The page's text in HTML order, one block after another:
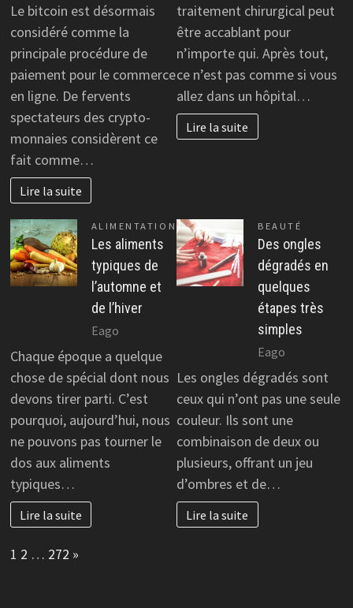
Le bitcoin est désormais
considéré comme la
principale procédure de
paiement pour le commerce
en ligne. De fervents
spectateurs des crypto-
monnaies considèrent ce
fait comme…
Lire la suite
traitement chirurgical peut
être accablant pour
n’importe qui. Après tout,
ce n’est pas comme si vous
allez dans un hôpital…
Lire la suite
ALIMENTATION
Les aliments
typiques de
l’automne et
de l’hiver
Eago
Chaque époque a quelque
chose de spécial dont nous
devons tirer parti. C’est
pourquoi, aujourd’hui, nous
ne pouvons pas tourner le
dos aux aliments
typiques…
Lire la suite
BEAUTÉ
Des ongles
dégradés en
quelques
étapes très
simples
Eago
Les ongles dégradés sont
ceux qui n’ont pas une seule
couleur. Ils sont une
combinaison de deux ou
plusieurs, offrant un jeu
d’ombres et de…
Lire la suite
Page:
1 2 … 272 Next
»